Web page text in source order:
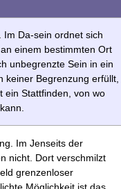
Im Da-sein ordnet sich
einem bestimmten Ort
unbegrenzte Sein in ein
keiner Begrenzung erfüllt,
ein Stattfinden, von wo
Im Jenseits der
nicht. Dort verschmilzt
grenzenloser